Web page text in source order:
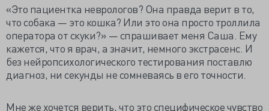
«Это пациентка неврологов? Она правда верит в то,
что собака — это кошка? Или это она просто троллила
оператора от скуки?» — спрашивает меня Саша. Ему
кажется, что я врач, а значит, немного экстрасенс. И
без нейропсихологического тестирования поставлю
диагноз, ни секунды не сомневаясь в его точности.
Мне же хочется верить, что это специфическое чувство